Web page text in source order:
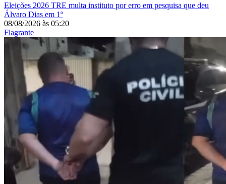
Eleições 2026 TRE multa instituto por erro em pesquisa que deu
Álvaro Dias em 1º
08/08/2026 às 05:20
Flagrante